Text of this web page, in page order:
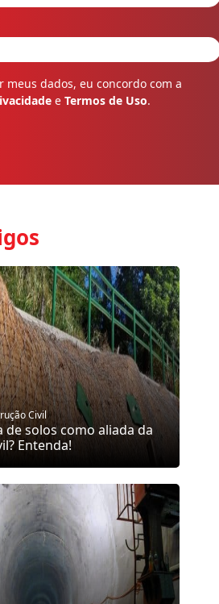
meus dados, eu concordo com a
e Termos de Uso.
Civil
de solos como aliada da
Entenda!